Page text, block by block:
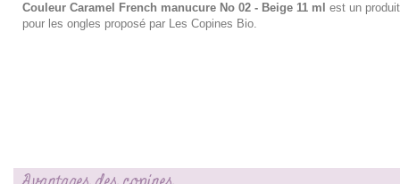
Couleur Caramel French manucure No 02 - Beige 11 ml est un
pour les ongles proposé par Les Copines Bio.